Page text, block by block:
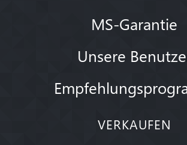
MS-Garantie
Unsere
VERKAUFEN